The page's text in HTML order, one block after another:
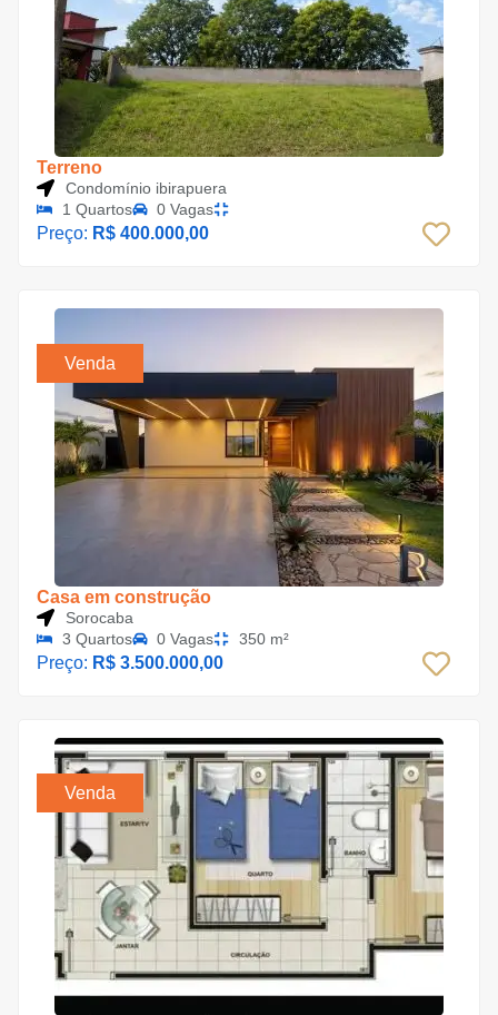
Terreno
Condomínio ibirapuera
1 Quartos
0 Vagas
Preço: R$ 400.000,00
Venda
Casa em construção
Sorocaba
3 Quartos
0 Vagas 350 m²
Preço: R$ 3.500.000,00
Venda